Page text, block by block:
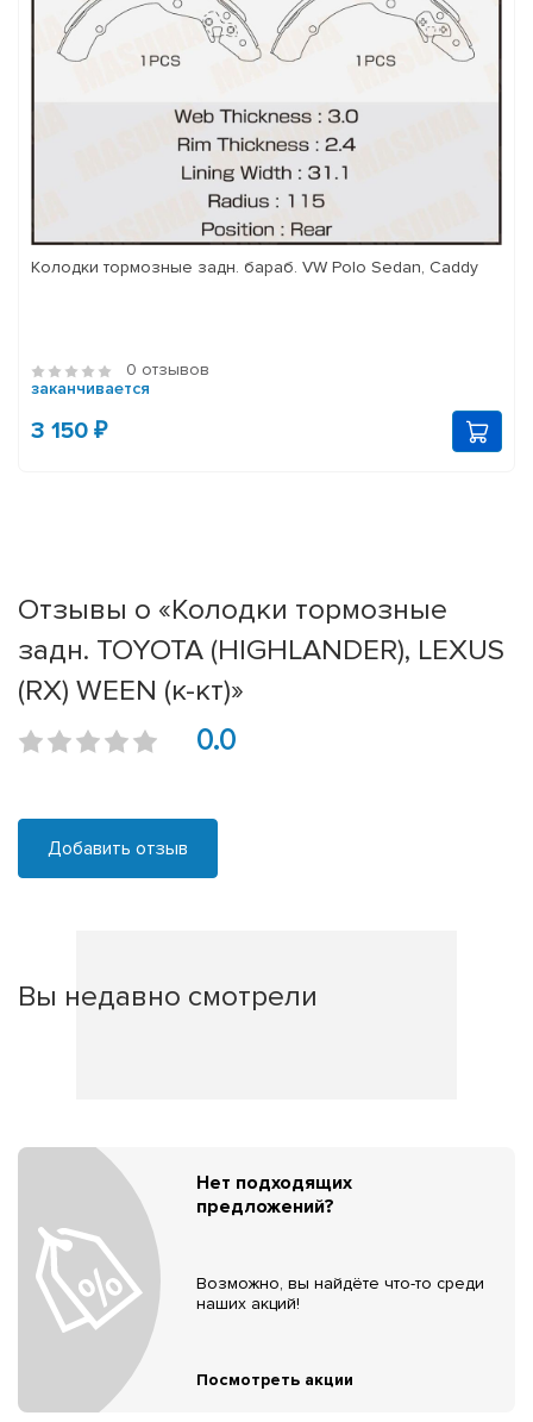
Колодки тормозные задн. бараб. VW Polo Sedan, Caddy
0 отзывов
заканчивается
3 150 ₽
Отзывы о «Колодки тормозные
задн. TOYOTA (HIGHLANDER), LEXUS
(RX) WEEN (к-кт)»
0.0
Добавить отзыв
Вы недавно смотрели
Нет подходящих
предложений?
Возможно, вы найдёте что-то среди
наших акций!
Посмотреть акции